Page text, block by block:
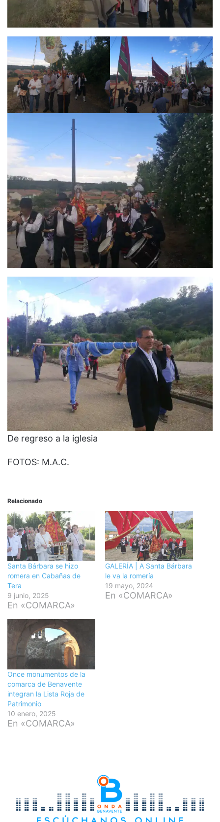
De regreso a la iglesia
FOTOS: M.A.C.
Relacionado
Santa Bárbara se hizo
romera en Cabañas de
Tera
9 junio, 2025
En «COMARCA»
GALERÍA | A Santa Bárbara
le va la romería
19 mayo, 2024
En «COMARCA»
Once monumentos de la
comarca de Benavente
integran la Lista Roja de
Patrimonio
10 enero, 2025
En «COMARCA»